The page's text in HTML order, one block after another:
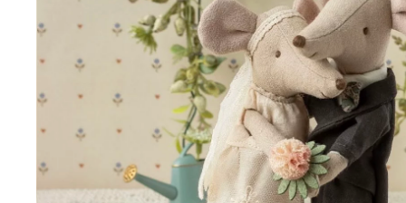
Senteurs
Déco murales
Peluches
Livres
Trop belle
Hors